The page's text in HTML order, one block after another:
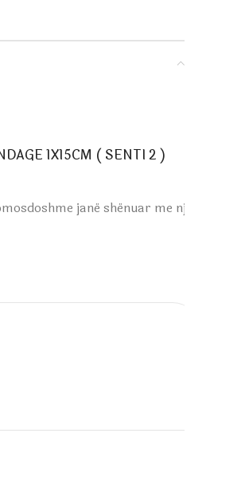
1X15CM ( SENTI 2 )
janë shënuar me një